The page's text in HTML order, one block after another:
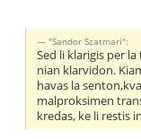
"Sandor Szatmari":
Sed li klarigis per
nian klarvidon.
havas la
malproksimen
kredas, ke li restis